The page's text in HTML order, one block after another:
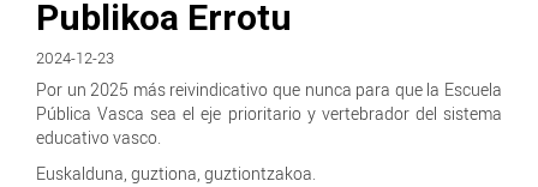
Publikoa Errotu
2024-12-23
Por un 2025 más reivindicativo que nunca para que la Escuela
Pública Vasca sea el eje prioritario y vertebrador del sistema
educativo vasco.
Euskalduna, guztiona, guztiontzakoa.